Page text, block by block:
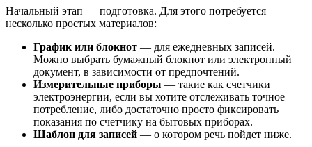
Начальный этап — подготовка. Для этого потребуется
несколько простых материалов:
График или блокнот — для ежедневных записей.
Можно выбрать бумажный блокнот или электронный
документ, в зависимости от предпочтений.
Измерительные приборы — такие как счетчики
электроэнергии, если вы хотите отслеживать точное
потребление, либо достаточно просто фиксировать
показания по счетчику на бытовых приборах.
Шаблон для записей — о котором речь пойдет ниже.